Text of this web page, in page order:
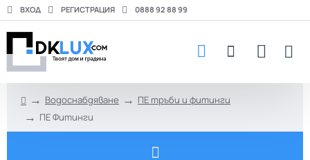
ВХОД РЕГИСТРАЦИЯ 0888 92 88 99
Водоснабдяване
ПЕ тръби и фитинги
ПЕ Фитинги